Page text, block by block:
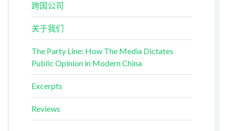
跨国公司
关于我们
The Party Line: How The Media Dictates
Public Opinion in Modern China
Excerpts
Reviews